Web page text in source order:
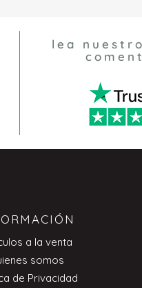
lea
a la venta
somos
de Privacidad